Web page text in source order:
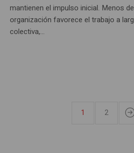
mantienen el impulso inicial. Menos
organización favorece el trabajo a
colectiva,...
1 2